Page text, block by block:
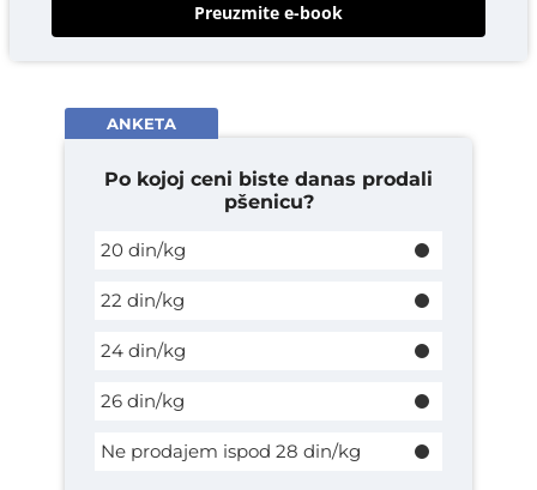
Preuzmite e-book
ANKETA
Po kojoj ceni biste danas prodali
pšenicu?
20 din/kg
22 din/kg
24 din/kg
26 din/kg
Ne prodajem ispod 28 din/kg